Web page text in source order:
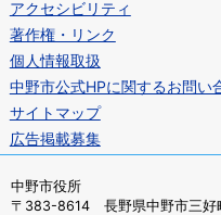
アクセシビリティ
著作権・リンク
個人情報取扱
中野市公式HPに関するお問い
サイトマップ
広告掲載募集
中野市役所
〒383-8614 長野県中野市三